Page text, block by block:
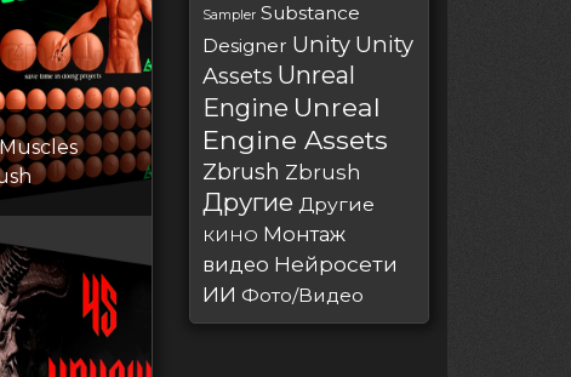
Sampler Substance
Designer Unity Unity
Assets Unreal
Engine Unreal
Engine Assets
Zbrush Zbrush
Другие Другие
КИНО Монтаж
видео Нейросети
ИИ Фото/Видео